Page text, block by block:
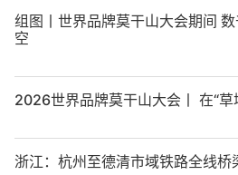
组图丨世界品牌莫干山大会期间
空
2026世界品牌莫干山大会丨 在“草
浙江：杭州至德清市域铁路全线桥